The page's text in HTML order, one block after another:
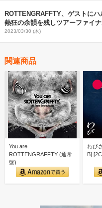
ROTTENGRAFFTY、ゲストに
熱狂の余韻を残しツアーファイナ
2023/03/30 (木)
関連商品
You are
ROTTENGRAFFTY (通常
盤)
わび
B]